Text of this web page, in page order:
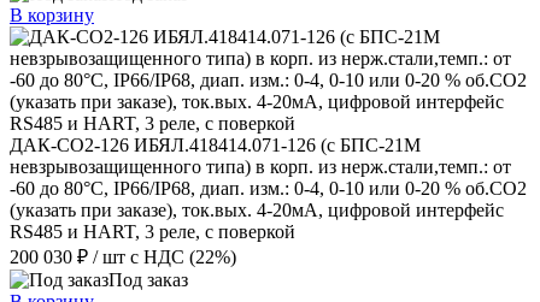
В корзину
ДАК-СО2-126 ИБЯЛ.418414.071-126 (с БПС-21М
невзрывозащищенного типа) в корп. из нерж.стали,темп.: от
-60 до 80°С, IP66/IP68, диап. изм.: 0-4, 0-10 или 0-20 % об.СО2
(указать при заказе), ток.вых. 4-20мА, цифровой интерфейс
RS485 и HART, 3 реле, с поверкой
200 030 ₽ / шт с НДС (22%)
Под заказ